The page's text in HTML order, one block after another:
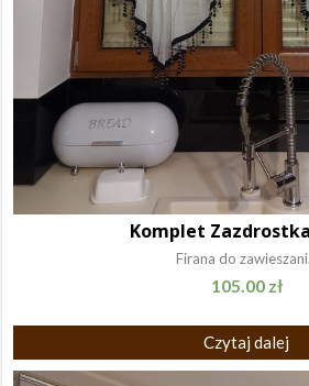
Komplet
Firana do
105.00 zł
Czytaj dalej